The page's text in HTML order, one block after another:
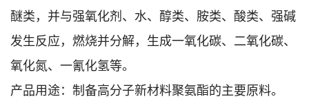
醚类，并与强氧化剂、水、醇类、胺类、酸类、强碱
发生反应，燃烧并分解，生成一氧化碳、二氧化碳、
氧化氮、一氰化氢等。
产品用途：制备高分子新材料聚氨酯的主要原料。